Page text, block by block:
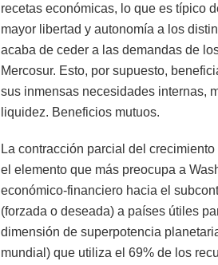
recetas económicas, lo que es típico
mayor libertad y autonomía a los
acaba de ceder a las demandas de
Mercosur. Esto, por supuesto,
sus inmensas necesidades internas,
liquidez. Beneficios mutuos.
La contracción parcial del
el elemento que más preocupa a
económico-financiero hacia el
(forzada o deseada) a países útiles
dimensión de superpotencia
mundial) que utiliza el 69% de los